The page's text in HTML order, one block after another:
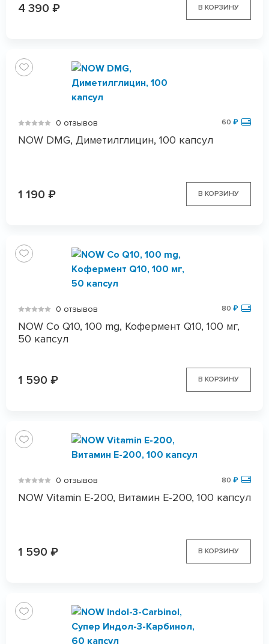
4 390 ₽ В КОРЗИНУ
0 отзывов 60 ₽
NOW DMG, Диметилглицин, 100 капсул
1 190 ₽ В КОРЗИНУ
0 отзывов 80 ₽
NOW Co Q10, 100 mg, Кофермент Q10, 100 мг,
50 капсул
1 590 ₽ В КОРЗИНУ
0 отзывов 80 ₽
NOW Vitamin E-200, Витамин Е-200, 100 капсул
1 590 ₽ В КОРЗИНУ